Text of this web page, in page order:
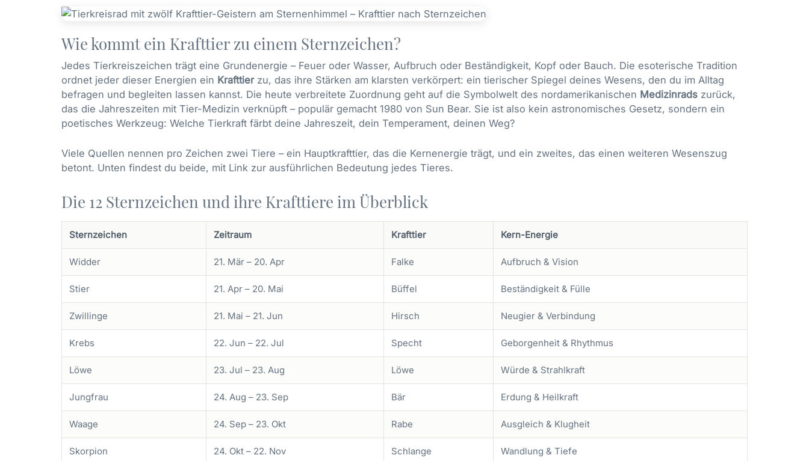
Wie kommt ein Krafttier zu einem Sternzeichen?
Jedes Tierkreiszeichen trägt eine Grundenergie – Feuer oder Wasser, Aufbruch oder Beständigkeit, Kopf oder Bauch. Die esoterische Tradition
ordnet jeder dieser Energien ein Krafttierzu, das ihre Stärken am klarsten verkörpert: ein tierischer Spiegel deines Wesens, den du im Alltag
befragen und begleiten lassen kannst. Die heute verbreitete Zuordnung geht auf die Symbolwelt des nordamerikanischen Medizinrads zurück,
das die Jahreszeiten mit Tier-Medizin verknüpft – populär gemacht 1980 von Sun Bear. Sie ist also kein astronomisches Gesetz, sondern ein
poetisches Werkzeug: Welche Tierkraft färbt deine Jahreszeit, dein Temperament, deinen Weg?
Viele Quellen nennen pro Zeichen zwei Tiere – ein Hauptkrafttier, das die Kernenergie trägt, und ein zweites, das einen weiteren Wesenszug
betont. Unten findest du beide, mit Link zur ausführlichen Bedeutung jedes Tieres.
Die 12 Sternzeichen und ihre Krafttiere im Überblick
Sternzeichen Zeitraum Krafttier Kern-Energie
Widder 21. Mär – 20. Apr Falke Aufbruch & Vision
Stier 21. Apr – 20. Mai Büffel Beständigkeit & Fülle
Zwillinge 21. Mai – 21. Jun Hirsch Neugier & Verbindung
Krebs 22. Jun – 22. Jul Specht Geborgenheit & Rhythmus
Löwe 23. Jul – 23. Aug Löwe Würde & Strahlkraft
Jungfrau 24. Aug – 23. Sep Bär Erdung & Heilkraft
Waage 24. Sep – 23. Okt Rabe Ausgleich & Klugheit
Skorpion 24. Okt – 22. Nov Schlange Wandlung & Tiefe